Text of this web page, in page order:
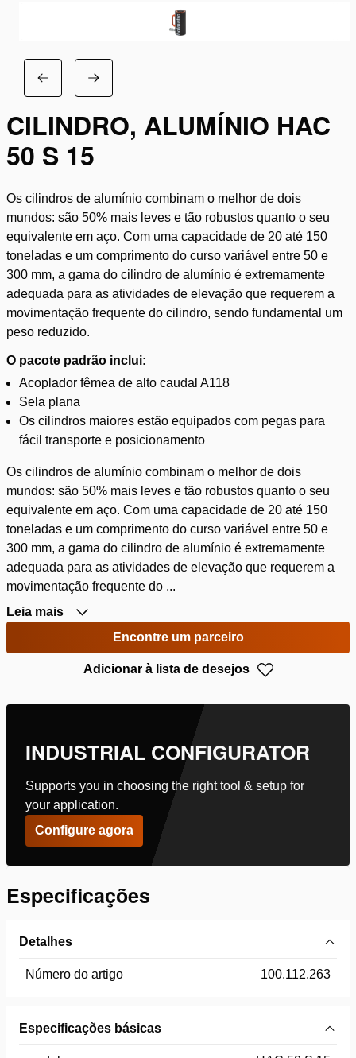
CILINDRO, ALUMÍNIO HAC
50 S 15
Os cilindros de alumínio combinam o melhor de dois
mundos: são 50% mais leves e tão robustos quanto o seu
equivalente em aço. Com uma capacidade de 20 até 150
toneladas e um comprimento do curso variável entre 50 e
300 mm, a gama do cilindro de alumínio é extremamente
adequada para as atividades de elevação que requerem a
movimentação frequente do cilindro, sendo fundamental um
peso reduzido.
O pacote padrão inclui:
Acoplador fêmea de alto caudal A118
Sela plana
Os cilindros maiores estão equipados com pegas para
fácil transporte e posicionamento
Os cilindros de alumínio combinam o melhor de dois
mundos: são 50% mais leves e tão robustos quanto o seu
equivalente em aço. Com uma capacidade de 20 até 150
toneladas e um comprimento do curso variável entre 50 e
300 mm, a gama do cilindro de alumínio é extremamente
adequada para as atividades de elevação que requerem a
movimentação frequente do ...
Leia mais
Encontre um parceiro
Adicionar à lista de desejos
INDUSTRIAL CONFIGURATOR
Supports you in choosing the right tool & setup for
your application.
Configure agora
Especificações
Detalhes
Número do artigo 100.112.263
Especificações básicas